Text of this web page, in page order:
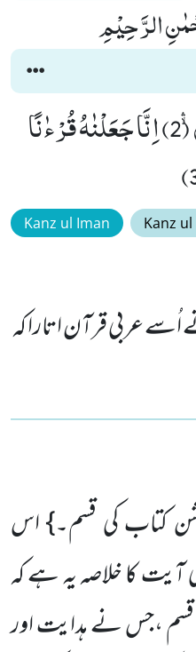
الرَّحِیْمِ
حٰمٓۚۛ (1) وَ الْكِتٰبِ الْمُبِیْنِۙۛ (2) اِنَّا جَعَلْنٰهُ قُرْءٰنًا
Kanz ul Iman Kanz
عربی قرآن اتارا کہ
کتاب کی قسم۔} اس
کا خلاصہ یہ ہے کہ
،جس نے ہدایت اور